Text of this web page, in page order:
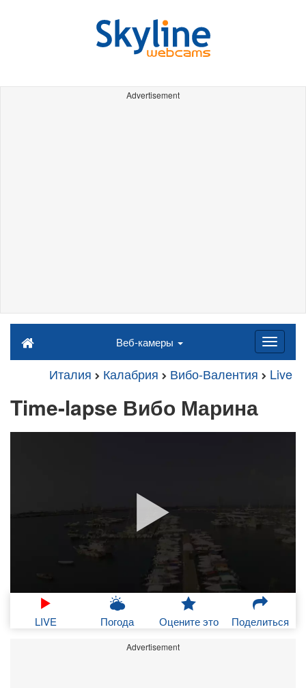
Advertisement
Веб-камеры
Италия Калабрия Вибо-Валентия Live
Time-lapse Вибо Марина
LIVE Погода Оцените это Поделиться
Advertisement